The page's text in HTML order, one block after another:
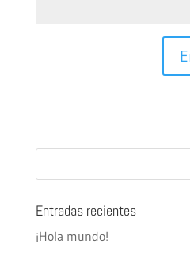
Entradas recientes
¡Hola mundo!